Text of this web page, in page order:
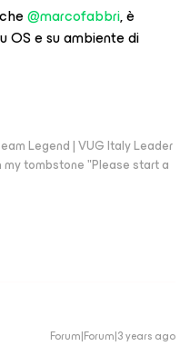
@marcofabbri, è
OS e su ambiente di
Legend | VUG Italy Leader
tombstone "Please start a
Forum|Forum|3 years ago